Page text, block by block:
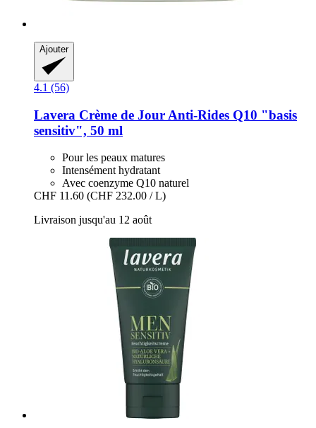
Ajouter
4.1 (56)
Lavera Crème de Jour Anti-​Rides Q10 "basis
sensitiv", 50 ml
Pour les peaux matures
Intensément hydratant
Avec coenzyme Q10 naturel
CHF 11.60 (CHF 232.00 / L)
Livraison jusqu'au 12 août